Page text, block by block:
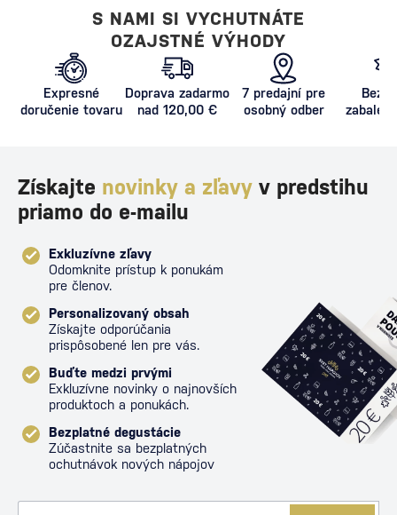
S NAMI SI VYCHUTNÁTE
OZAJSTNÉ VÝHODY
Expresné
doručenie tovaru
Doprava zadarmo
nad 120,00 €
7 predajní pre
osobný odber
Získajte novinky a zľavy v predstihu
priamo do e-mailu
Exkluzívne zľavy
Odomknite prístup k ponukám
pre členov.
Personalizovaný obsah
Získajte odporúčania
prispôsobené len pre vás.
Buďte medzi prvými
Exkluzívne novinky o najnovších
produktoch a ponukách.
Bezplatné degustácie
Zúčastnite sa bezplatných
ochutnávok nových nápojov